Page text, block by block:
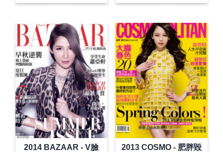
2014 BAZAAR - V臉
2013 COSMO - 肥胖毀